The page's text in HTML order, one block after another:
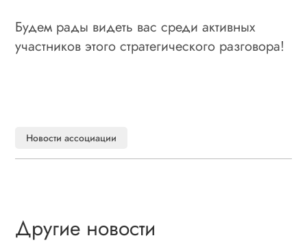
Будем рады видеть вас среди активных
участников этого стратегического разговора!
Новости ассоциации
Другие новости